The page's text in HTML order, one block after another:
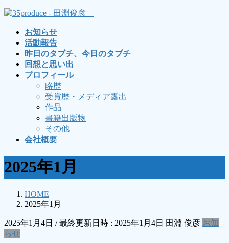
コ
ナ
お知らせ
活動報告
昨日のタブチ、今日のタブチ
回想と思い出
プロフィール
略歴
受賞歴・メディア露出
作品
書籍出版物
その他
会社概要
2025年1月
HOME
2025年1月
2025年1月4日 / 最終更新日時 : 2025年1月4日 田淵 俊彦 お知
らせ